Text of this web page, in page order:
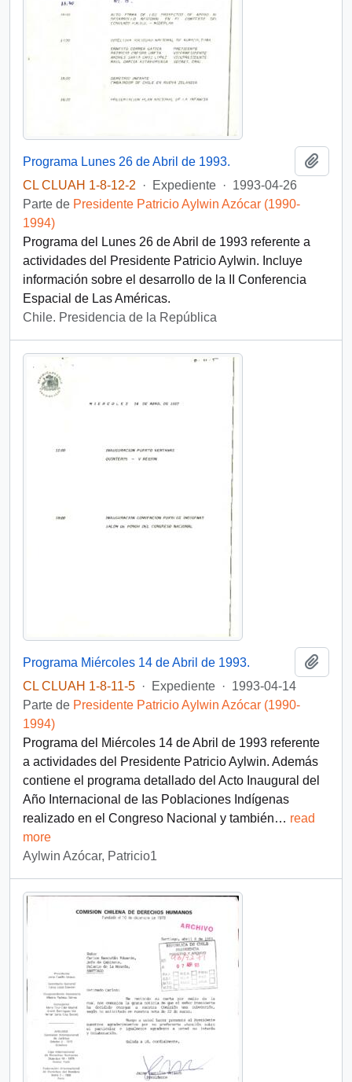
Programa Lunes 26 de Abril de 1993.
CL CLUAH 1-8-12-2
· Expediente · 1993-04-26
Parte de Presidente Patricio Aylwin Azócar (1990-
1994)
Programa del Lunes 26 de Abril de 1993 referente a
actividades del Presidente Patricio Aylwin. Incluye
información sobre el desarrollo de la II Conferencia
Espacial de Las Américas.
Chile. Presidencia de la República
Programa Miércoles 14 de Abril de 1993.
CL CLUAH 1-8-11-5 · Expediente · 1993-04-14
Parte de Presidente Patricio Aylwin Azócar (1990-
1994)
Programa del Miércoles 14 de Abril de 1993 referente
a actividades del Presidente Patricio Aylwin. Además
contiene el programa detallado del Acto Inaugural del
Año Internacional de Ias Poblaciones Indígenas
realizado en el Congreso Nacional y también… read
more
Aylwin Azócar, Patricio1